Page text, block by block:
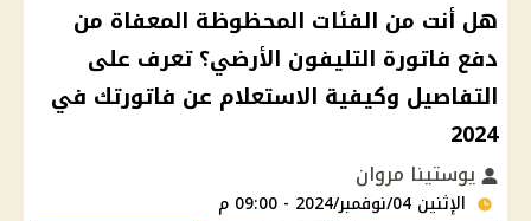
هل أنت من الفئات المحظوظة المعفاة من
دفع فاتورة التليفون الأرضي؟ تعرف على
التفاصيل وكيفية الاستعلام عن فاتورتك في
2024
يوستينا مروان
الإثنين 04/نوفمبر/2024 - 09:00 م